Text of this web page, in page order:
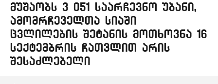
მუშაობს 3 051 საარჩევნო უბანი,
ამომრჩეველთა სიაში
ცვლილების შეტანის მოთხოვნა 16
სექტემბრის ჩათვლით არის
შესაძლებელი